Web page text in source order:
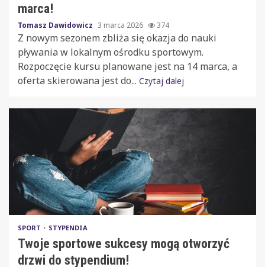
marca!
Tomasz Dawidowicz 3 marca 2026 374
Z nowym sezonem zbliża się okazja do nauki
pływania w lokalnym ośrodku sportowym.
Rozpoczęcie kursu planowane jest na 14 marca, a
oferta skierowana jest do... Czytaj dalej
SPORT STYPENDIA
Twoje sportowe sukcesy mogą otworzyć
drzwi do stypendium!